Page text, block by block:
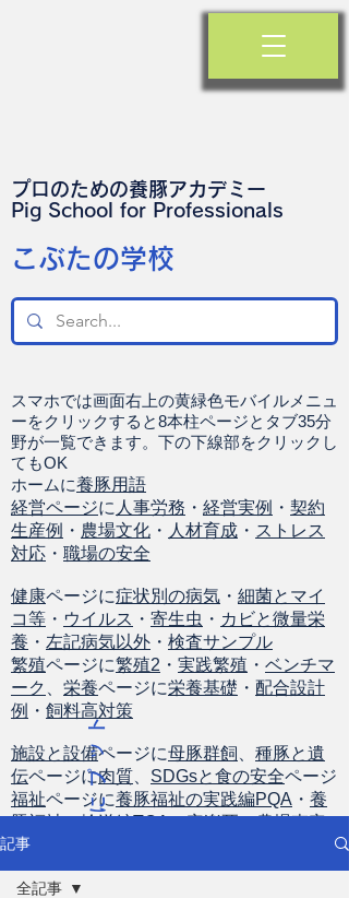
プロのための養豚アカデミー
​Pig School for Professionals
​こぶたの学校
スマホでは画面右上の黄緑色モバイルメニュ
ーをクリックすると8本柱ページとタブ35分
野が一覧できます。下の下線部をクリックし
てもOK
ホームに養豚用語
経営ページに 人事労務 ・ 経営実例 ・ 契約
生産例 ・ 農場文化 ・ 人材育成 ・ ストレス
対応 ・ 職場の安全
健康ページに症状別の病気 ・ 細菌とマイ
コ等 ・ ウイルス ・ 寄生虫 ・ カビと微量栄
養 ・ 左記病気以外 ・ 検査サンプル
繁殖ページに繁殖2 ・ 実践繁殖 ・ ベンチマ
ーク
栄養ページに栄養基礎 ・ 配合設計
例 ・ 飼料高対策
施設と設備ページに母豚群飼
種豚と遺
伝ページに肉質 SDGsと食の安全ページ
福祉ページに養豚福祉の実践編PQA ・ 養
豚福祉の輸送編TQA・安楽死・農場査定
ト
ッ
プ
に
記事
全記事